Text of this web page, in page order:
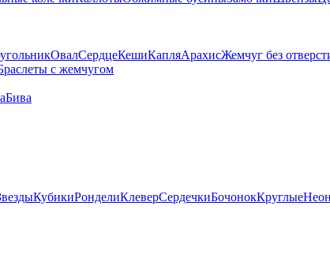
ОвалСердцеКешиКапляАрахисЖемчуг без
с жемчугом
Бива
КубикиРонделиКлеверСердечкиБочонокКруглые